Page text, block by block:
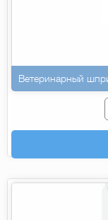
Ветеринарный